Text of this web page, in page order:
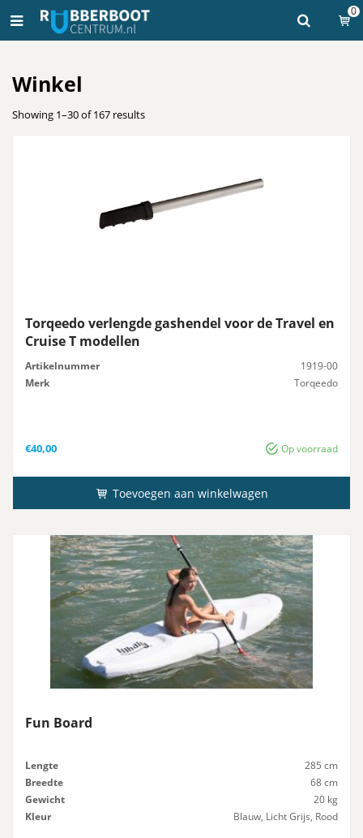
0
Winkel
Showing 1–30 of 167 results
Torqeedo verlengde gashendel voor de Travel en
Cruise T modellen
Artikelnummer
1919-00
Merk
Torqeedo
Op voorraad
€40,00
Toevoegen aan winkelwagen
Fun Board
Lengte
285 cm
Breedte
68 cm
Gewicht
20 kg
Kleur
Blauw, Licht Grijs, Rood